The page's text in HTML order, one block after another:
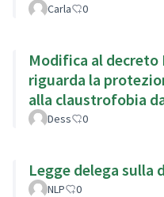
Carla 0
Modifica al
riguarda la
alla claustrofobia
Dess 0
Legge delega sulla
NLP 0